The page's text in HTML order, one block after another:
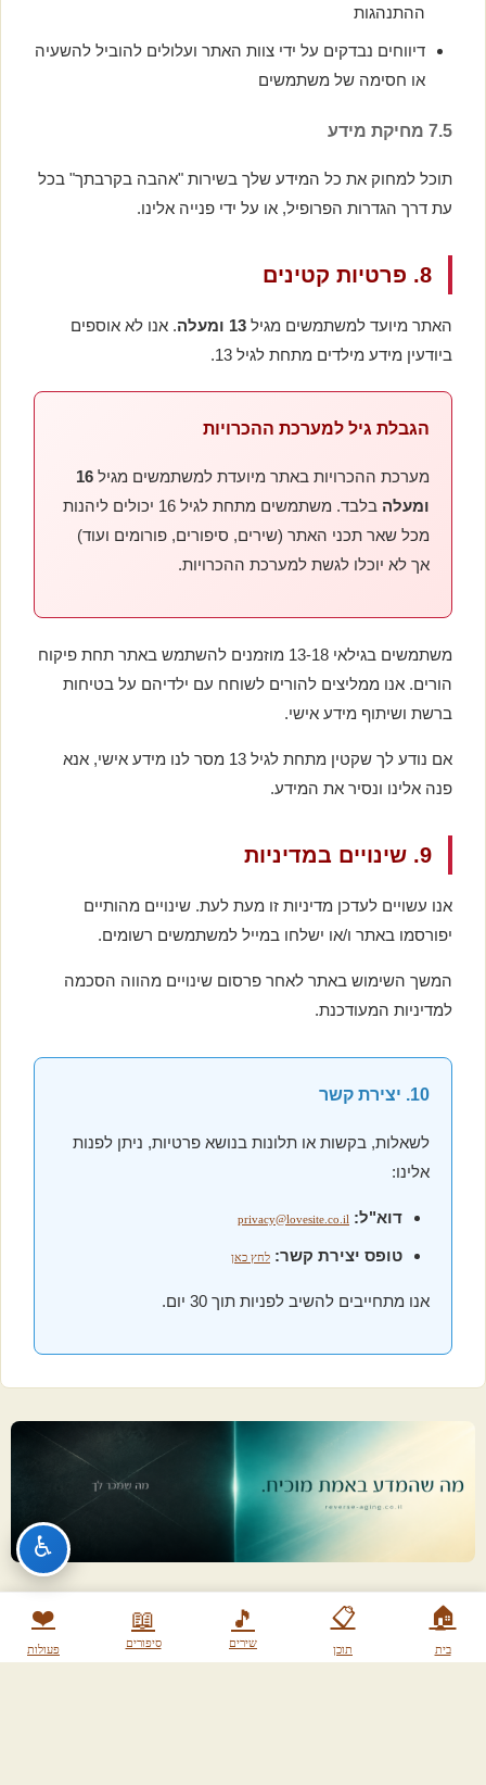
ההתנהגות
דיווחים נבדקים על ידי צוות האתר ועלולים להוביל להשעיה
או חסימה של משתמשים
7.5 מחיקת מידע
תוכל למחוק את כל המידע שלך בשירות "אהבה בקרבתך" בכל
עת דרך הגדרות הפרופיל, או על ידי פנייה אלינו.
8. פרטיות קטינים
האתר מיועד למשתמשים מגיל 13 ומעלה
. אנו לא אוספים
ביודעין מידע מילדים מתחת לגיל 13.
הגבלת גיל למערכת ההכרויות
מערכת ההכרויות באתר מיועדת למשתמשים מגיל 16
ומעלה
בלבד. משתמשים מתחת לגיל 16 יכולים ליהנות
מכל שאר תכני האתר (שירים, סיפורים, פורומים ועוד)
אך לא יוכלו לגשת למערכת ההכרויות.
משתמשים בגילאי 13-18 מוזמנים להשתמש באתר תחת פיקוח
הורים. אנו ממליצים להורים לשוחח עם ילדיהם על בטיחות
ברשת ושיתוף מידע אישי.
אם נודע לך שקטין מתחת לגיל 13 מסר לנו מידע אישי, אנא
פנה אלינו ונסיר את המידע.
9. שינויים במדיניות
אנו עשויים לעדכן מדיניות זו מעת לעת. שינויים מהותיים
יפורסמו באתר ו/או ישלחו במייל למשתמשים רשומים.
המשך השימוש באתר לאחר פרסום שינויים מהווה הסכמה
למדיניות המעודכנת.
10. יצירת קשר
לשאלות, בקשות או תלונות בנושא פרטיות, ניתן לפנות
אלינו:
דוא"ל: privacy@lovesite.co.il
טופס יצירת קשר: לחץ כאן
אנו מתחייבים להשיב לפניות תוך 30 יום.
🏠
בית
📋
תוכן
🎵
שירים
📖
סיפורים
❤️
פעולות
♿